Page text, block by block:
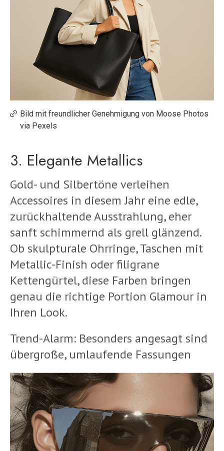
Bild mit freundlicher Genehmigung von Moose Photos
via Pexels
3. Elegante Metallics
Gold- und Silbertöne verleihen
Accessoires in diesem Jahr eine edle,
zurückhaltende Ausstrahlung, eher
sanft schimmernd als grell glänzend.
Ob skulpturale Ohrringe, Taschen mit
Metallic-Finish oder filigrane
Kettengürtel, diese Farben bringen
genau die richtige Portion Glamour in
Ihren Look.
Trend-Alarm: Besonders angesagt sind
übergroße, umlaufende Fassungen